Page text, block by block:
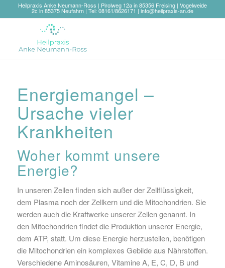
Heilpraxis Anke Neumann-Ross | Pirolweg 12a in 85356 Freising | Vogelweide
2c in 85375 Neufahrn | Tel: 08161/8626171 | info@heilpraxis-an.de
Energiemangel –
Ursache vieler
Krankheiten
Woher kommt unsere
Energie?
In unseren Zellen finden sich außer der Zellflüssigkeit,
dem Plasma noch der Zellkern und die Mitochondrien. Sie
werden auch die Kraftwerke unserer Zellen genannt. In
den Mitochondrien findet die Produktion unserer Energie,
dem ATP, statt. Um diese Energie herzustellen, benötigen
die Mitochondrien ein komplexes Gebilde aus Nährstoffen.
Verschiedene Aminosäuren, Vitamine A, E, C, D, B und